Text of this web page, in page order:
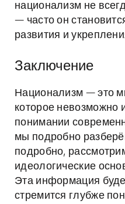
национализм не
— часто он
развития и
Заключение
Национализм — это
которое невозможно
понимании
мы подробно
подробно,
идеологические
Эта информация
стремится глубже